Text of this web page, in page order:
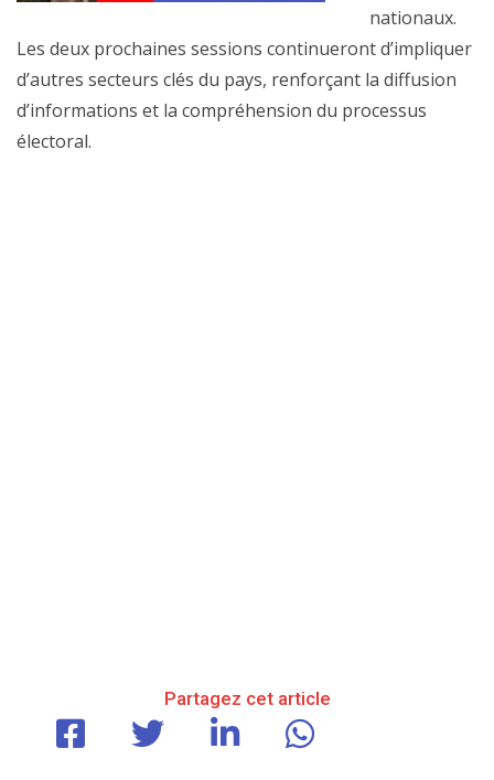
nationaux.
Les deux prochaines sessions continueront d’impliquer
d’autres secteurs clés du pays, renforçant la diffusion
d’informations et la compréhension du processus
électoral.
Partagez cet article